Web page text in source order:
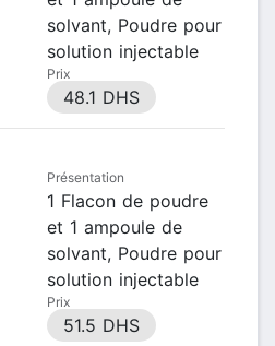
solvant, Poudre pour
solution injectable
Prix
48.1 DHS
Présentation
1 Flacon de poudre
et 1 ampoule de
solvant, Poudre pour
solution injectable
Prix
51.5 DHS